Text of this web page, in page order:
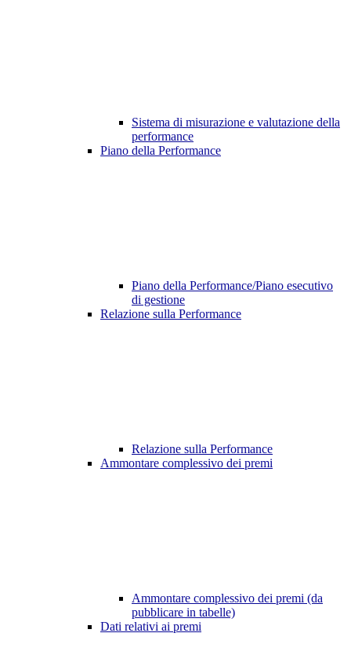
Sistema di misurazione e valutazione della
performance
Piano della Performance
Piano della Performance/Piano esecutivo
di gestione
Relazione sulla Performance
Relazione sulla Performance
Ammontare complessivo dei premi
Ammontare complessivo dei premi (da
pubblicare in tabelle)
Dati relativi ai premi